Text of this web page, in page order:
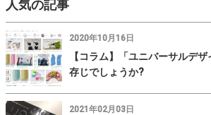
人気の記事
2020年10月16日
【コラム】「ユニバーサルデ
存じでしょうか?
2021年02月03日